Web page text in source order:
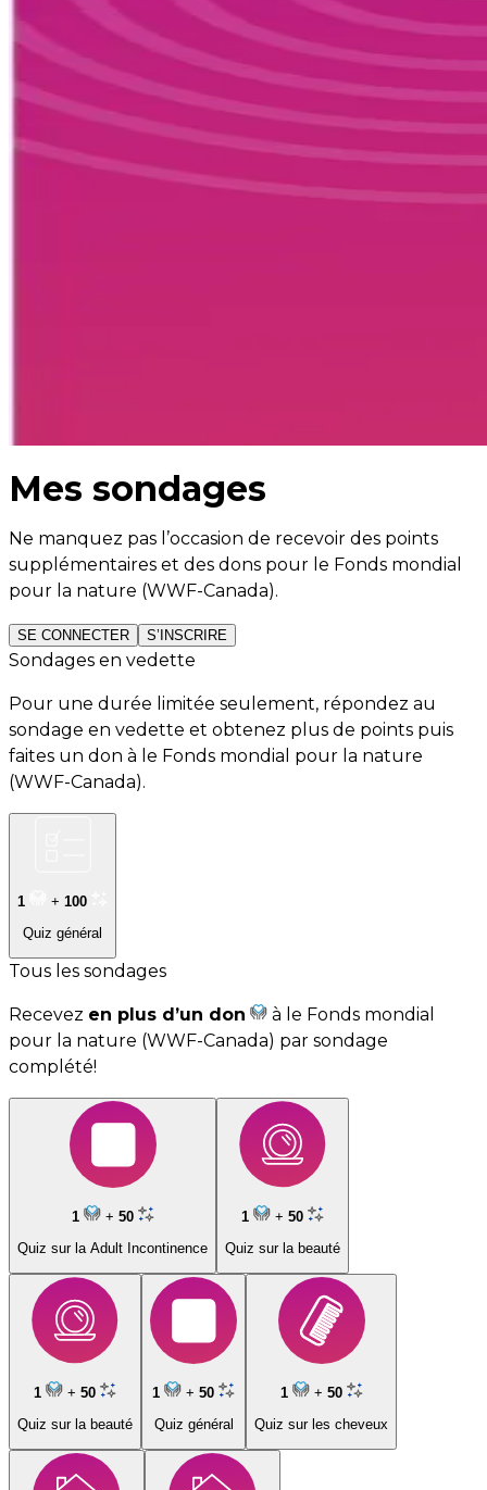
Mes sondages
Ne manquez pas l’occasion de recevoir des points
supplémentaires et des dons pour le Fonds mondial
pour la nature (WWF-Canada).
SE CONNECTER S’INSCRIRE
Sondages en vedette
Pour une durée limitée seulement, répondez au
sondage en vedette et obtenez plus de points puis
faites un don à le Fonds mondial pour la nature
(WWF-Canada).
1 + 100
Quiz général
Tous les sondages
Recevez en plus d’un don
à le Fonds mondial
pour la nature (WWF-Canada) par sondage
complété!
1 + 50
Quiz sur la Adult Incontinence
1 + 50
Quiz sur la beauté
1 + 50
Quiz sur la beauté
1 + 50
Quiz général
1 + 50
Quiz sur les cheveux